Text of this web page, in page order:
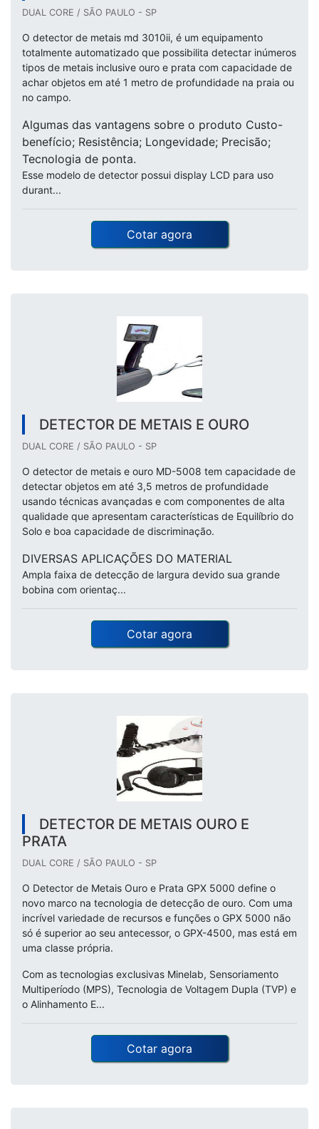
DUAL CORE / SÃO PAULO - SP
O detector de metais md 3010ii, é um equipamento
totalmente automatizado que possibilita detectar inúmeros
tipos de metais inclusive ouro e prata com capacidade de
achar objetos em até 1 metro de profundidade na praia ou
no campo.
Algumas das vantagens sobre o produto Custo-
benefício; Resistência; Longevidade; Precisão;
Tecnologia de ponta.
Esse modelo de detector possui display LCD para uso
durant...
Cotar agora
DETECTOR DE METAIS E OURO
DUAL CORE / SÃO PAULO - SP
O detector de metais e ouro MD-5008 tem capacidade de
detectar objetos em até 3,5 metros de profundidade
usando técnicas avançadas e com componentes de alta
qualidade que apresentam características de Equilíbrio do
Solo e boa capacidade de discriminação.
DIVERSAS APLICAÇÕES DO MATERIAL
Ampla faixa de detecção de largura devido sua grande
bobina com orientaç...
Cotar agora
DETECTOR DE METAIS OURO E
PRATA
DUAL CORE / SÃO PAULO - SP
O Detector de Metais Ouro e Prata GPX 5000 define o
novo marco na tecnologia de detecção de ouro. Com uma
incrível variedade de recursos e funções o GPX 5000 não
só é superior ao seu antecessor, o GPX-4500, mas está em
uma classe própria.
Com as tecnologias exclusivas Minelab, Sensoriamento
Multiperíodo (MPS), Tecnologia de Voltagem Dupla (TVP) e
o Alinhamento E...
Cotar agora